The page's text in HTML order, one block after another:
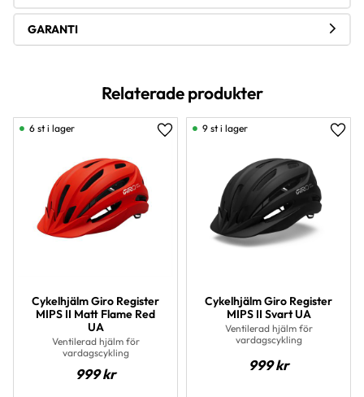
GARANTI
Relaterade produkter
Cykelhjälm Giro Register
MIPS II Matt Flame Red
UA
Ventilerad hjälm för
vardagscykling
999kr
Lägg till i favoriter
6 st i lager
Cykelhjälm Giro Register
MIPS II Svart UA
Ventilerad hjälm för
vardagscykling
999kr
9 st i lager